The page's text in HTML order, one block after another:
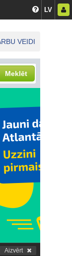
LV
VEIDI
Meklēt
Aizvērt